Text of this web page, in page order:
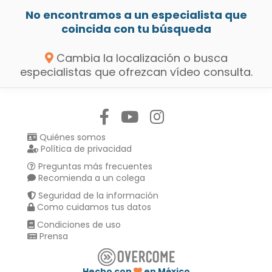
No encontramos a un especialista que
coincida con tu búsqueda
Cambia la localización o busca
especialistas que ofrezcan vídeo consulta.
Quiénes somos
Política de privacidad
Preguntas más frecuentes
Recomienda a un colega
Seguridad de la información
Como cuidamos tus datos
Condiciones de uso
Prensa